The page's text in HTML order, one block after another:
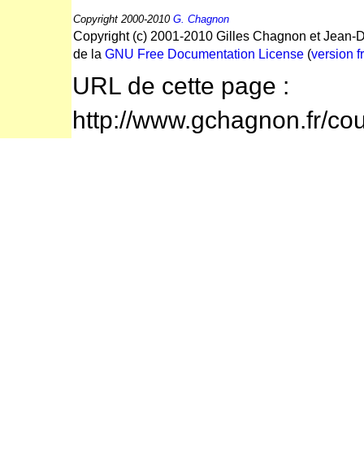
Copyright 2000-2010 G. Chagnon
Copyright (c) 2001-2010 Gilles Chagnon et
de la GNU Free Documentation License (version
URL de cette page :
http://www.gchagnon.fr/